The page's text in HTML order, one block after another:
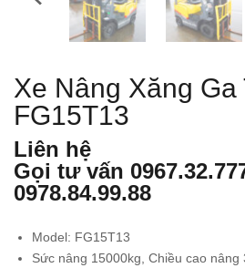
Xe Nâng Xăng Ga
FG15T13
Liên hệ
Gọi tư vấn
0978.84.99.88
Model: FG15T13
Sức nâng 15000kg, Chiều cao nâng